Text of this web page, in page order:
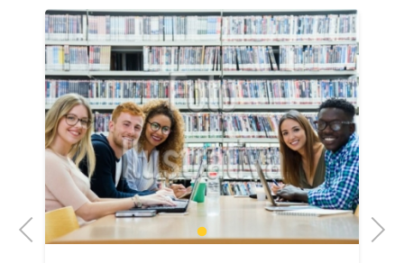
Previous 1 Next